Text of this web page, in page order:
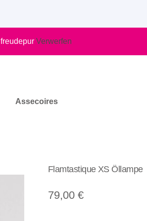
freudepur Verwerfen
Assecoires
Flamtastique XS Öllampe
79,00 €